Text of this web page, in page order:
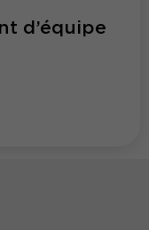
d’équipe